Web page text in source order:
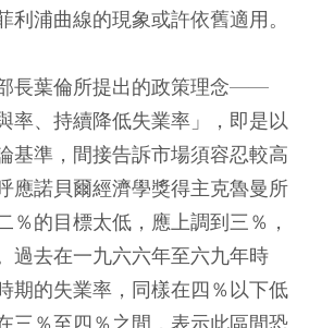
利浦曲線的現象或許依舊適用。
長葉倫所提出的政策理念——
率、持續降低失業率」，即是以
基準，間接告訴市場須容忍較高
應諾貝爾經濟學獎得主克魯曼所
％的目標太低，應上調到三％，
過去在一九六六年至六九年時
的失業率，同樣在四％以下低